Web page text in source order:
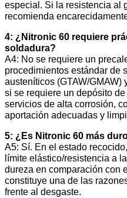
especial. Si la resistencia al
recomienda
4: ¿Nitronic 60 requiere
soldadura?
A4: No se requiere un
procedimientos estándar de
austeníticos (GTAW/
si se requiere un depósito
servicios de alta corrosión,
aportación adecuadas y
5: ¿Es Nitronic 60 más
A5: Sí. En el estado
límite elástico/resistencia a
dureza en comparación con
constituye una de las
frente al desgaste.